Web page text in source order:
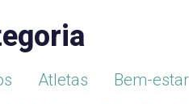
Atletas Bem-